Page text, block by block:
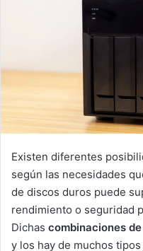
Existen diferentes
según las necesidades
de discos duros puede
rendimiento o seguridad
Dichas combinaciones
y los hay de muchos